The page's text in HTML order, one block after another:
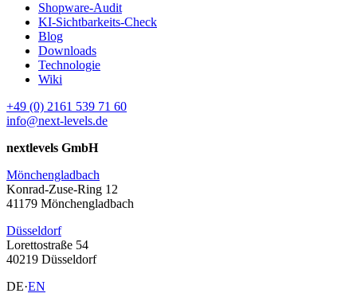
Shopware-Audit
KI-Sichtbarkeits-Check
Blog
Downloads
Technologie
Wiki
+49 (0) 2161 539 71 60
info@next-levels.de
nextlevels GmbH
Mönchengladbach
Konrad-Zuse-Ring 12
41179 Mönchengladbach
Düsseldorf
Lorettostraße 54
40219 Düsseldorf
DE·EN